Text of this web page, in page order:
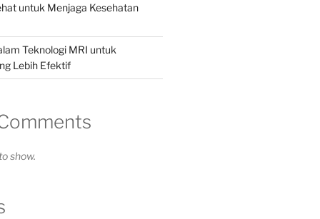
untuk Menjaga Kesehatan
Teknologi MRI untuk
Lebih Efektif
show.